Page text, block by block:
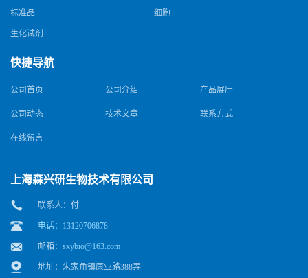
标准品 细胞
生化试剂
快捷导航
公司首页 公司介绍 产品展厅
公司动态 技术文章 联系方式
在线留言
上海森兴研生物技术有限公司
联系人：付
电话：13120706878
邮箱： sxybio@163.com
地址：朱家角镇康业路388弄